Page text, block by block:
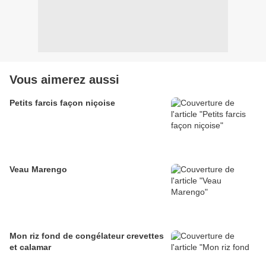
Vous aimerez aussi
Petits farcis façon niçoise
Veau Marengo
Mon riz fond de congélateur crevettes
et calamar